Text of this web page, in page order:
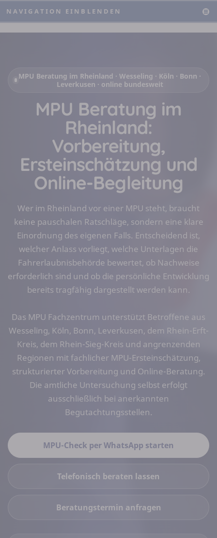
NAVIGATION EINBLENDEN
MPU Beratung im Rheinland · Wesseling · Köln · Bonn ·
Leverkusen · online bundesweit
MPU Beratung im
Rheinland:
Vorbereitung,
Ersteinschätzung und
Online-Begleitung
Wer im Rheinland vor einer MPU steht, braucht
keine pauschalen Ratschläge, sondern eine klare
Einordnung des eigenen Falls. Entscheidend ist,
welcher Anlass vorliegt, welche Unterlagen die
Fahrerlaubnisbehörde bewertet, ob Nachweise
erforderlich sind und ob die persönliche Entwicklung
bereits tragfähig dargestellt werden kann.
Das MPU Fachzentrum unterstützt Betroffene aus
Wesseling, Köln, Bonn, Leverkusen, dem Rhein-Erft-
Kreis, dem Rhein-Sieg-Kreis und angrenzenden
Regionen mit fachlicher MPU-Ersteinschätzung,
strukturierter Vorbereitung und Online-Beratung.
Die amtliche Untersuchung selbst erfolgt
ausschließlich bei anerkannten
Begutachtungsstellen.
MPU-Check per WhatsApp starten
Telefonisch beraten lassen
Beratungstermin anfragen